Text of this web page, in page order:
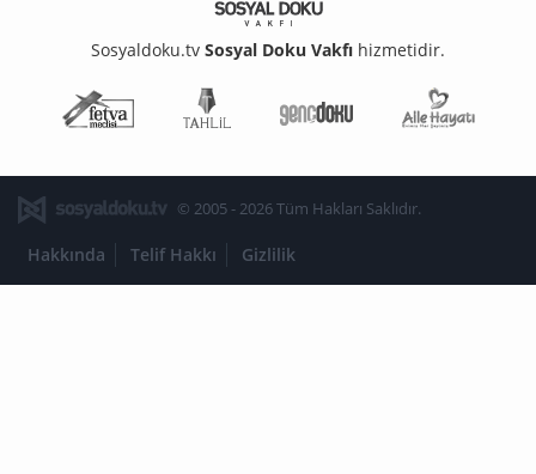
Sosyaldoku.tv Sosyal Doku Vakfı hizmetidir.
Fetva Meclisi
Genç Doku
© 2005 - 2026 Tüm Hakları Saklıdır.
Hakkında Telif Hakkı Gizlilik